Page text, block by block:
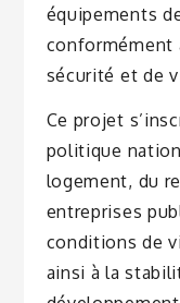
équipements
conformément
sécurité et de
Ce projet
politique
logement, du
entreprises
conditions de
ainsi à la